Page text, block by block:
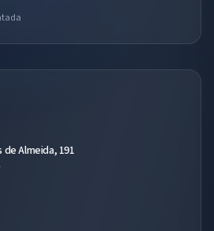
de Almeida, 191